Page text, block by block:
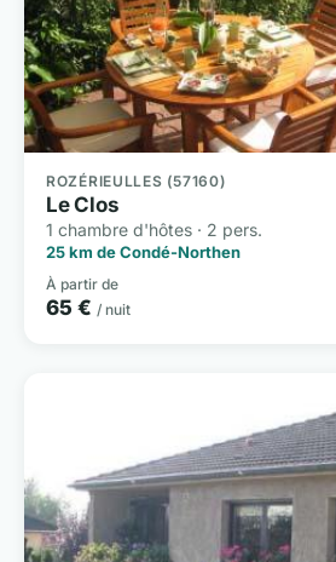
ROZÉRIEULLES (57160)
Le Clos
1 chambre d'hôtes · 2 pers.
25 km de Condé-Northen
À partir de
65 € / nuit